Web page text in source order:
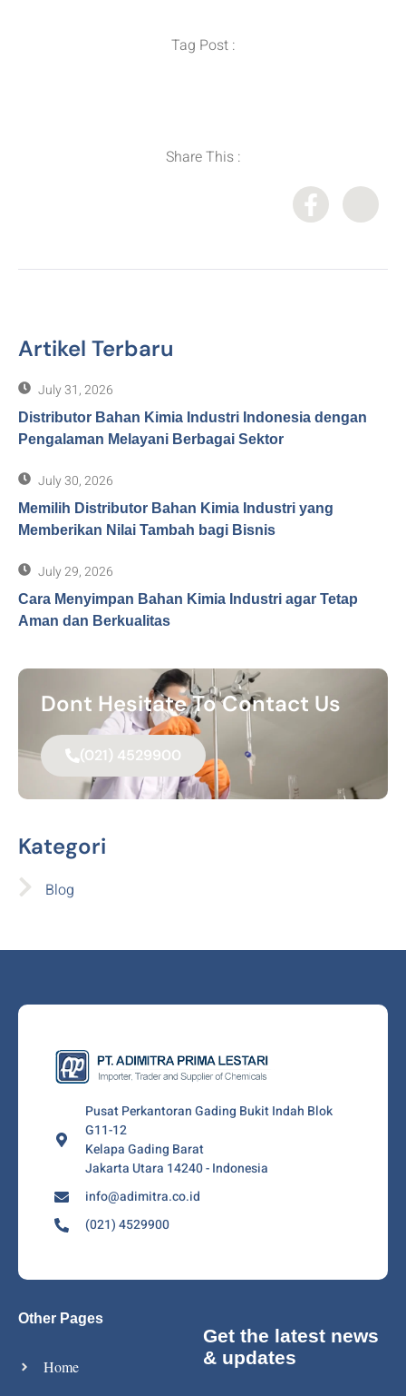
Tag Post :
Share This :
Artikel Terbaru
July 31, 2026
Distributor Bahan Kimia Industri Indonesia dengan
Pengalaman Melayani Berbagai Sektor
July 30, 2026
Memilih Distributor Bahan Kimia Industri yang
Memberikan Nilai Tambah bagi Bisnis
July 29, 2026
Cara Menyimpan Bahan Kimia Industri agar Tetap
Aman dan Berkualitas
Dont Hesitate To Contact Us
(021) 4529900
Kategori
Blog
Pusat Perkantoran Gading Bukit Indah Blok
G11-12
Kelapa Gading Barat
Jakarta Utara 14240 - Indonesia
info@adimitra.co.id
(021) 4529900
Other Pages
Home
Get the latest news
& updates